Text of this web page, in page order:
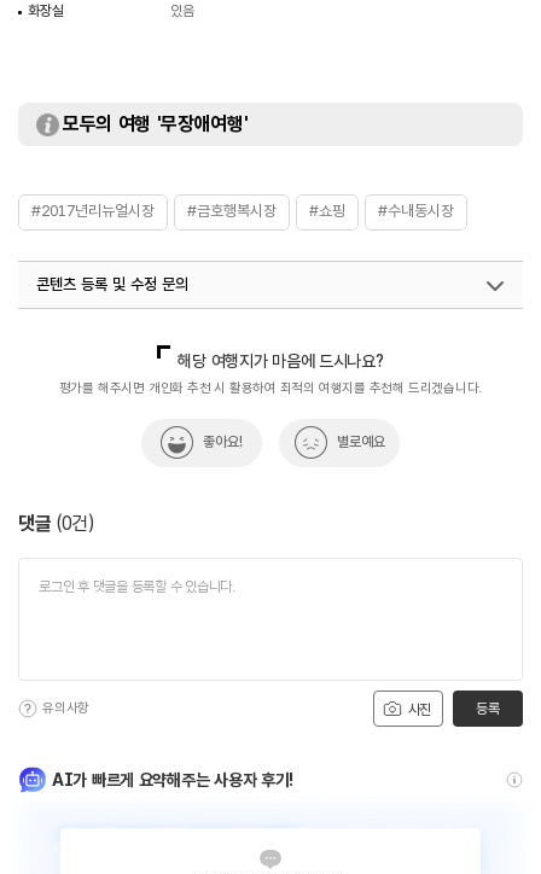
화장실
있음
모두의 여행 '무장애여행'
#2017년리뉴얼시장 #금호행복시장 #쇼핑 #수내동시장
콘텐츠 등록 및 수정 문의
해당 여행지가 마음에 드시나요?
평가를 해주시면 개인화 추천 시 활용하여 최적의 여행지를 추천해 드리겠습니다.
좋아요! 별로예요
댓글 (0건)
사진
유의사항 등록
AI가 빠르게 요약해주는 사용자 후기!